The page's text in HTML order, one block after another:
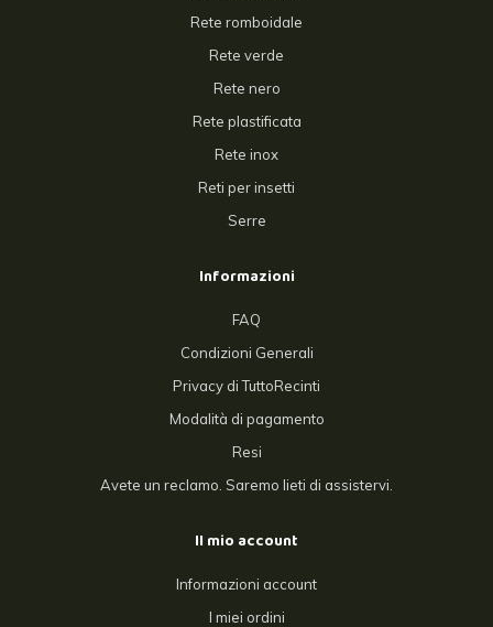
Rete romboidale
Rete verde
Rete nero
Rete plastificata
Rete inox
Reti per insetti
Serre
Informazioni
FAQ
Condizioni Generali
Privacy di TuttoRecinti
Modalità di pagamento
Resi
Avete un reclamo. Saremo lieti di assistervi.
Il mio account
Informazioni account
I miei ordini